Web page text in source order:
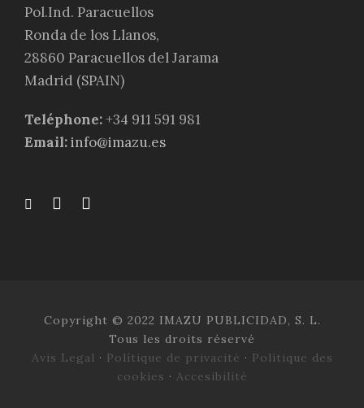
Pol.Ind. Paracuellos
Ronda de los Llanos,
28860 Paracuellos del Jarama
Madrid (SPAIN)
Teléphone:+34 911 591 981
Email:info@imazu.es
Copyright © 2022 IMAZU PUBLICIDAD, S. L.
Tous les droits réservé
Avis Legal · Polítique de privacité · Polítique des
cookies · Accesibilité